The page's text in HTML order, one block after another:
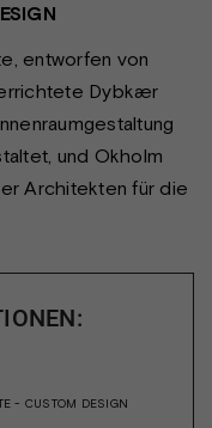
entworfen von
Dybkær
und Okholm
Architekten für die
- CUSTOM DESIGN